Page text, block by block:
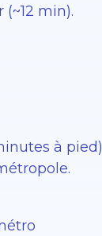
min).
à pied)